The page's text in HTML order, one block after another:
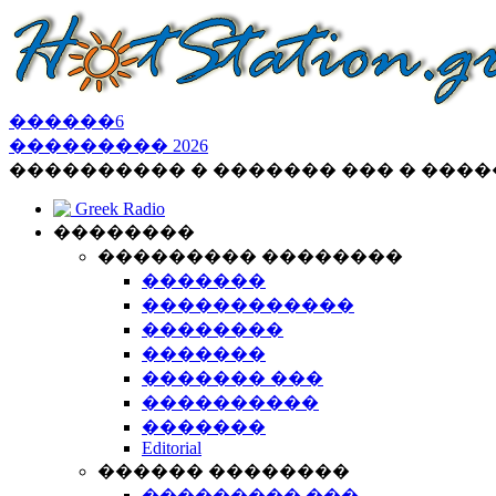
������6
��������� 2026
���������� � ������� ��� �
Greek Radio
��������
��������� ��������
�������
������������
��������
�������
������� ���
����������
�������
Editorial
������ ��������